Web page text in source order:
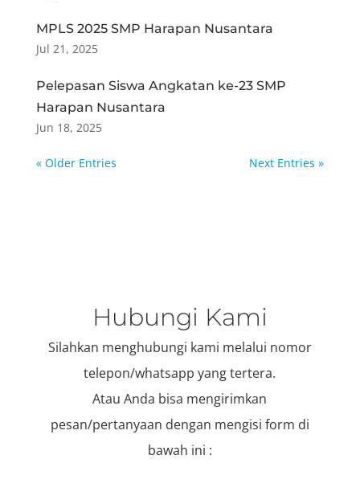
MPLS 2025 SMP Harapan Nusantara
Jul 21, 2025
Pelepasan Siswa Angkatan ke-23 SMP
Harapan Nusantara
Jun 18, 2025
« Older Entries Next Entries »
Hubungi Kami
Silahkan menghubungi kami melalui nomor
telepon/whatsapp yang tertera.
Atau Anda bisa mengirimkan
pesan/pertanyaan dengan mengisi form di
bawah ini :